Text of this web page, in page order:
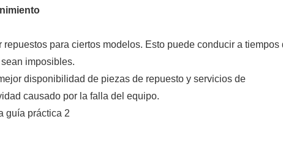
para ciertos modelos. Esto puede conducir a tiempos
imposibles.
disponibilidad de piezas de repuesto y servicios de
causado por la falla del equipo.